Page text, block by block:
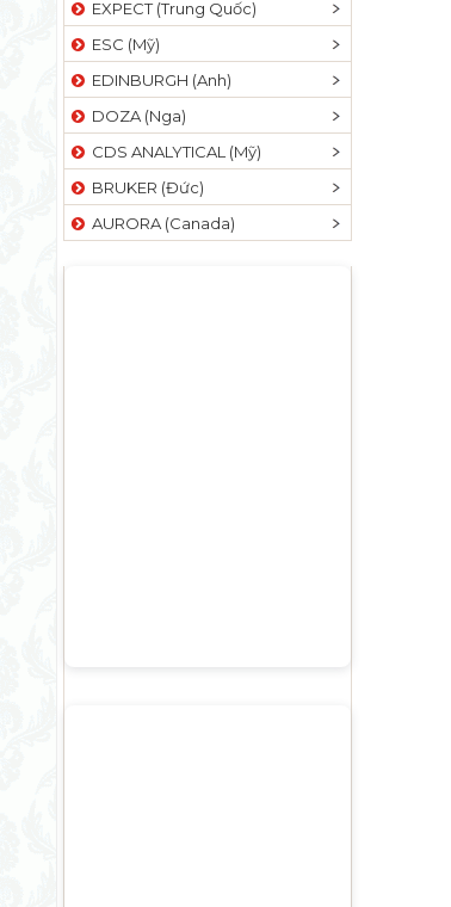
EXPECT (Trung Quốc)
ESC (Mỹ)
EDINBURGH (Anh)
DOZA (Nga)
CDS ANALYTICAL (Mỹ)
BRUKER (Đức)
AURORA (Canada)